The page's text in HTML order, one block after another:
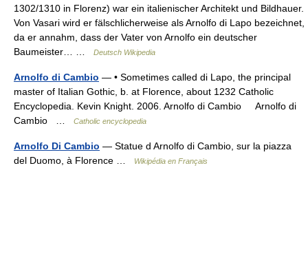
1302/1310 in Florenz) war ein italienischer Architekt und Bildhauer.
Von Vasari wird er fälschlicherweise als Arnolfo di Lapo bezeichnet,
da er annahm, dass der Vater von Arnolfo ein deutscher
Baumeister… …
Deutsch Wikipedia
Arnolfo di Cambio — • Sometimes called di Lapo, the principal
master of Italian Gothic, b. at Florence, about 1232 Catholic
Encyclopedia. Kevin Knight. 2006. Arnolfo di Cambio Arnolfo di
Cambio …
Catholic encyclopedia
Arnolfo Di Cambio — Statue d Arnolfo di Cambio, sur la piazza
del Duomo, à Florence …
Wikipédia en Français